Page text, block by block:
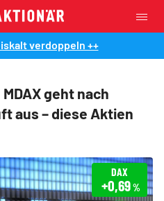
verdoppeln ++
geht nach
aus – diese Aktien
DAX
+0,69%